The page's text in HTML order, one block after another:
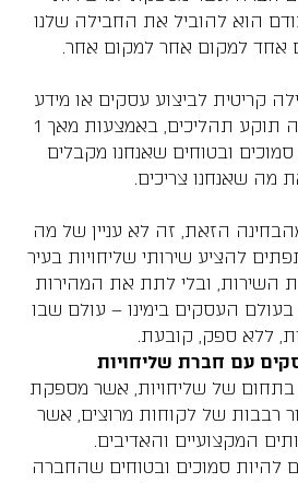
הוא להוביל את החבילה שלנו
אחד למקום אחר למקום אחר.
קריטית לביצוע עסקים או מידע
חשוב אשר אחרת היה תוקע תהליכים, באמצעות מאך 1
סמוכים ובטוחים שאנחנו מקבלים
מה שאנחנו צריכים.
הזאת, זה לא עניין של מה
להציע שירותי שליחויות בעיר
השירות, ובלי לתת את המהירות
העסקים בימינו – עולם שבו
ללא ספק, קובעת.
עם חברת שליחויות
בתחום של שליחויות, אשר מספקת
רבבות של לקוחות מרוצים, אשר
המקצועיים והאדיבים.
יכולים להיות סמוכים ובטוחים שהחברה